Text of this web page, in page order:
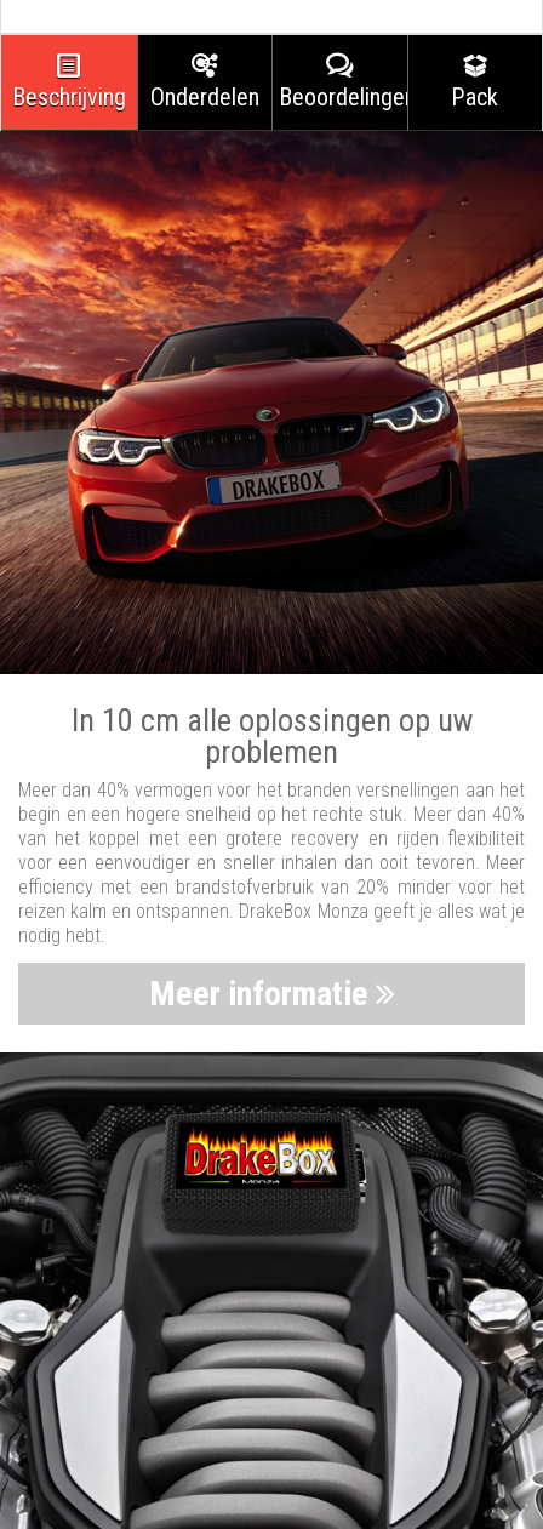
Beschrijving Onderdelen Beoordelingen Pack
In 10 cm alle oplossingen op uw
problemen
Meer dan 40% vermogen voor het branden versnellingen aan het
begin en een hogere snelheid op het rechte stuk. Meer dan 40%
van het koppel met een grotere recovery en rijden flexibiliteit
voor een eenvoudiger en sneller inhalen dan ooit tevoren. Meer
efficiency met een brandstofverbruik van 20% minder voor het
reizen kalm en ontspannen. DrakeBox Monza geeft je alles wat je
nodig hebt.
Meer informatie